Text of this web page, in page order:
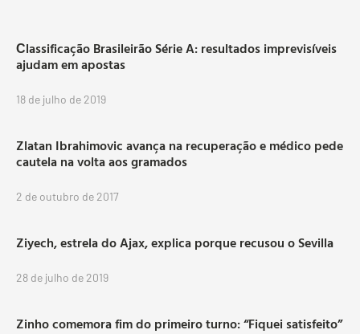
Сlassificação Brasileirão Série A: resultados imprevisíveis
ajudam em apostas
18 de julho de 2019
Zlatan Ibrahimovic avança na recuperação e médico pede
cautela na volta aos gramados
2 de outubro de 2017
Ziyech, estrela do Ajax, explica porque recusou o Sevilla
28 de julho de 2019
Zinho comemora fim do primeiro turno: “Fiquei satisfeito”